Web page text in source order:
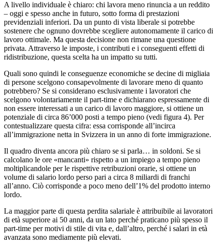
A livello individuale è chiaro: chi lavora meno rinuncia a un reddito
– oggi e spesso anche in futuro, sotto forma di prestazioni
previdenziali inferiori. Da un punto di vista liberale si potrebbe
sostenere che ognuno dovrebbe scegliere autonomamente il carico di
lavoro ottimale. Ma questa decisione non rimane una questione
privata. Attraverso le imposte, i contributi e i conseguenti effetti di
ridistribuzione, questa scelta ha un impatto su tutti.
Quali sono quindi le conseguenze economiche se decine di migliaia
di persone scelgono consapevolmente di lavorare meno di quanto
potrebbero? Se si considerano esclusivamente i lavoratori che
scelgono volontariamente il part-time e dichiarano espressamente di
non essere interessati a un carico di lavoro maggiore, si ottiene un
potenziale di circa 86’000 posti a tempo pieno (vedi figura 4). Per
contestualizzare questa cifra: essa corrisponde all’incirca
all’immigrazione netta in Svizzera in un anno di forte immigrazione.
Il quadro diventa ancora più chiaro se si parla… in soldoni. Se si
calcolano le ore «mancanti» rispetto a un impiego a tempo pieno
moltiplicandole per le rispettive retribuzioni orarie, si ottiene un
volume di salario lordo perso pari a circa 8 miliardi di franchi
all’anno. Ciò corrisponde a poco meno dell’1% del prodotto interno
lordo.
La maggior parte di questa perdita salariale è attribuibile ai lavoratori
di età superiore ai 50 anni, da un lato perché praticano più spesso il
part-time per motivi di stile di vita e, dall’altro, perché i salari in età
avanzata sono mediamente più elevati.